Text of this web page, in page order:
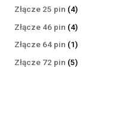
Złącze 25 pin 44
produkty
Złącze 46 pin 44
produkty
Złącze 64 pin 11
produkt
Złącze 72 pin 55